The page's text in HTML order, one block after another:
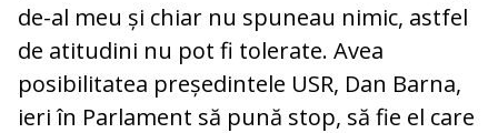
de-al meu și chiar nu spuneau nimic, astfel
de atitudini nu pot fi tolerate. Avea
posibilitatea președintele USR, Dan Barna,
ieri în Parlament să pună stop, să fie el care